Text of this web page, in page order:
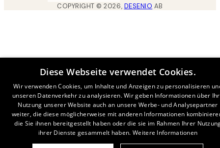
COPYRIGHT ©2026, DESENIO AB
Diese Webseite verwendet Cookies.
Wir verwenden Cookies, um Inhalte und Anzeigen zu personalisieren
unseren Datenverkehr zu analysieren. Wir geben Informationen über
Nutzung unserer Website auch an unsere Werbe- und Analysepartner
weiter, die diese möglicherweise mit anderen Informationen
die Sie ihnen bereitgestellt haben oder die sie im Rahmen Ihrer
ihrer Dienste gesammelt haben. Weitere Informationen